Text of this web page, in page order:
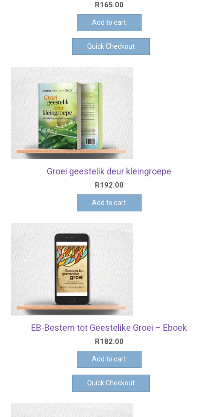
R165.00
Add to cart
Quick Checkout
Groei geestelik deur kleingroepe
R192.00
Add to cart
EB-Bestem tot Geestelike Groei – Eboek
R182.00
Add to cart
Quick Checkout